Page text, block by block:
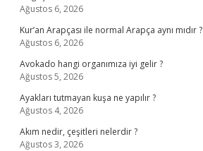
Ağustos 6, 2026
Kur’an Arapçası ile normal Arapça aynı mıdır ?
Ağustos 6, 2026
Avokado hangi organımıza iyi gelir ?
Ağustos 5, 2026
Ayakları tutmayan kuşa ne yapılır ?
Ağustos 4, 2026
Akım nedir, çeşitleri nelerdir ?
Ağustos 3, 2026